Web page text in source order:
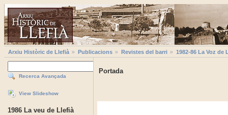
Arxiu Històric de Llefià Publicacions Revistes del barri 1982-86 La Voz de
Recerca Avançada
View Slideshow
1986 La veu de Llefià
Portada